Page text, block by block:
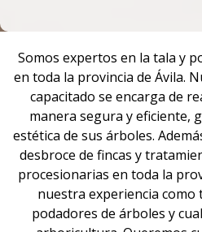
Somos expertos en la tala y
en toda la provincia de Ávila.
capacitado se encarga de
manera segura y eficiente,
estética de sus árboles.
desbroce de fincas y
procesionarias en toda la
nuestra experiencia como
podadores de árboles y